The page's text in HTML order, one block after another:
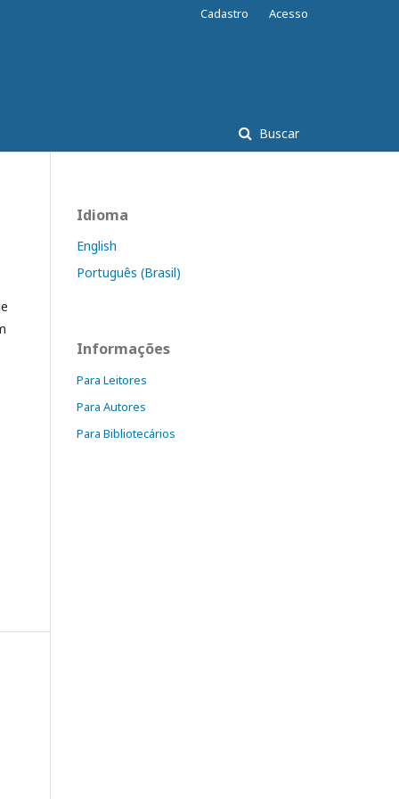
Buscar
Cadastro Acesso
Idioma
English
Português (Brasil)
Informações
Para Leitores
Para Autores
Para Bibliotecários